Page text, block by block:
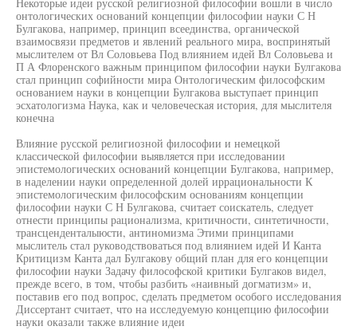
онтологических оснований концепции философии науки С Н
Булгакова, например, принцип всеединства, органической
взаимосвязи предметов и явлений реального мира, воспринятый
мыслителем от Вл Соловьева Под влиянием идей Вл Соловьева и
П А Флоренского важным принципом философии науки Булгакова
стал принцип софийности мира Онтологическим философским
основанием науки в концепции Булгакова выступает принцип
эсхатологизма Наука, как и человеческая история, для мыслителя
конечна
Влияние русской религиозной философии и немецкой
классической философии выявляется при исследовании
эпистемологических оснований концепции Булгакова, например,
в наделении науки определенной долей иррациональности К
эпистемологическим философским основаниям концепции
философии науки С Н Булгакова, считает соискатель, следует
отнести принципы рационализма, критичности, синтетичности,
трансценденталыюсти, антиномизма Этими принципами
мыслитель стал руководствоваться под влиянием идей И Канта
Критицизм Канта дал Булгакову общий план для его концепции
философии науки Задачу философской критики Булгаков видел,
прежде всего, в том, чтобы разбить «наивный догматизм» и,
поставив его под вопрос, сделать предметом особого исследования
Диссертант считает, что на исследуемую концепцию философии
науки оказали также влияние идеи